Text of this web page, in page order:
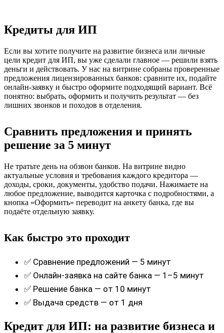
Кредиты для ИП
Если вы хотите получите на развитие бизнеса или личные
цели кредит для ИП, вы уже сделали главное — решили взять
деньги и действовать. У нас на витрине собраны проверенные
предложения лицензированных банков: сравните их, подайте
онлайн-заявку и быстро оформите подходящий вариант. Всё
понятно: выбрать, оформить и получить результат — без
лишних звонков и походов в отделения.
Сравнить предложения и принять
решение за 5 минут
Не тратьте день на обзвон банков. На витрине видно
актуальные условия и требования каждого кредитора —
доходы, сроки, документы, удобство подачи. Нажимаете на
любое предложение, выводится карточка с подробностями, а
кнопка «Оформить» переводит на анкету банка, где вы
подаёте отдельную заявку.
Как быстро это проходит
✅ Сравнение предложений — 5 минут
✅ Онлайн-заявка на сайте банка — 1–5 минут
✅ Решение банка — от 10 минут
✅ Выдача средств — от 1 дня
Кредит для ИП: на развитие бизнеса и